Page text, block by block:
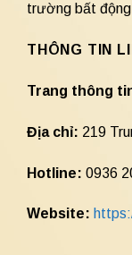
trường bất động
THÔNG TIN
Trang thông
Địa chỉ: 219
Hotline: 0936
Website: